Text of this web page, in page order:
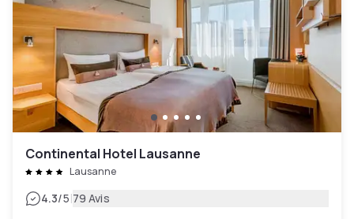
Continental Hotel Lausanne
Lausanne
4.3/5|79 Avis